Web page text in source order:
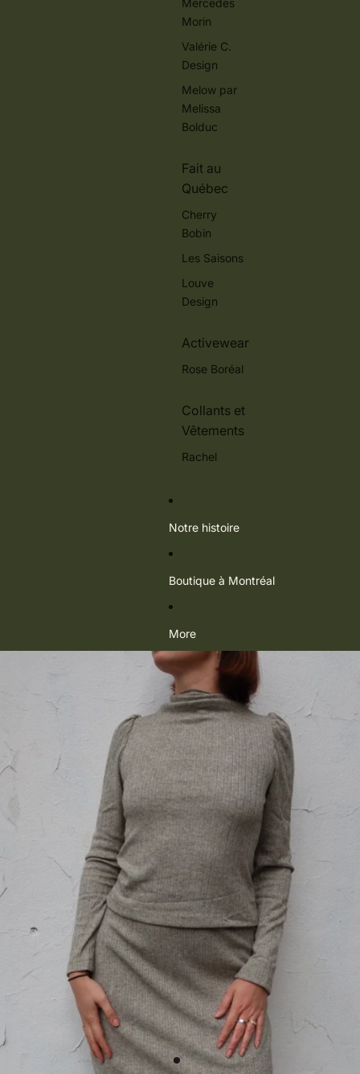
Mercedes
Morin
Valérie C.
Design
Melow par
Melissa
Bolduc
Fait au
Québec
Cherry
Bobin
Les Saisons
Louve
Design
Activewear
Rose Boréal
Collants et
Vêtements
Rachel
Notre histoire
Boutique à Montréal
More
Passer aux informations sur le produit